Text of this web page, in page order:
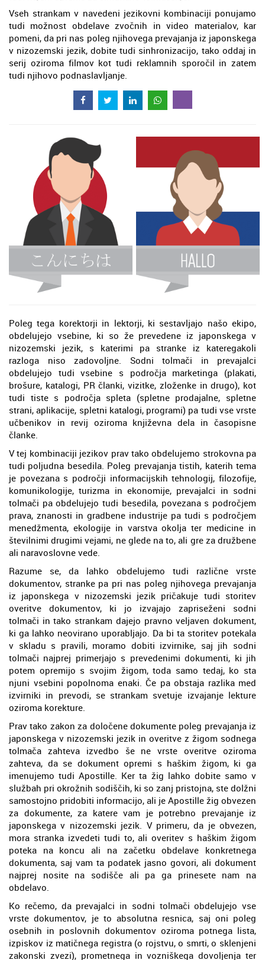
Vseh strankam v navedeni jezikovni kombinaciji ponujamo
tudi možnost obdelave zvočnih in video materialov, kar
pomeni, da pri nas poleg njihovega prevajanja iz japonskega
v nizozemski jezik, dobite tudi sinhronizacijo, tako oddaj in
serij oziroma filmov kot tudi reklamnih sporočil in zatem
tudi njihovo podnaslavljanje.
Poleg tega korektorji in lektorji, ki sestavljajo našo ekipo,
obdelujejo vsebine, ki so že prevedene iz japonskega v
nizozemski jezik, s katerimi pa stranke iz kateregakoli
razloga niso zadovoljne. Sodni tolmači in prevajalci
obdelujejo tudi vsebine s področja marketinga (plakati,
brošure, katalogi, PR članki, vizitke, zloženke in drugo), kot
tudi tiste s področja spleta (spletne prodajalne, spletne
strani, aplikacije, spletni katalogi, programi) pa tudi vse vrste
učbenikov in revij oziroma književna dela in časopisne
članke.
V tej kombinaciji jezikov prav tako obdelujemo strokovna pa
tudi poljudna besedila. Poleg prevajanja tistih, katerih tema
je povezana s področji informacijskih tehnologij, filozofije,
komunikologije, turizma in ekonomije, prevajalci in sodni
tolmači pa obdelujejo tudi besedila, povezana s področjem
prava, znanosti in gradbene industrije pa tudi s področjem
menedžmenta, ekologije in varstva okolja ter medicine in
številnimi drugimi vejami, ne glede na to, ali gre za družbene
ali naravoslovne vede.
Razume se, da lahko obdelujemo tudi različne vrste
dokumentov, stranke pa pri nas poleg njihovega prevajanja
iz japonskega v nizozemski jezik pričakuje tudi storitev
overitve dokumentov, ki jo izvajajo zapriseženi sodni
tolmači in tako strankam dajejo pravno veljaven dokument,
ki ga lahko neovirano uporabljajo. Da bi ta storitev potekala
v skladu s pravili, moramo dobiti izvirnike, saj jih sodni
tolmači najprej primerjajo s prevedenimi dokumenti, ki jih
potem opremijo s svojim žigom, toda samo tedaj, ko sta
njuni vsebini popolnoma enaki. Če pa obstaja razlika med
izvirniki in prevodi, se strankam svetuje izvajanje lekture
oziroma korekture.
Prav tako zakon za določene dokumente poleg prevajanja iz
japonskega v nizozemski jezik in overitve z žigom sodnega
tolmača zahteva izvedbo še ne vrste overitve oziroma
zahteva, da se dokument opremi s haškim žigom, ki ga
imenujemo tudi Apostille. Ker ta žig lahko dobite samo v
službah pri okrožnih sodiščih, ki so zanj pristojna, ste dolžni
samostojno pridobiti informacijo, ali je Apostille žig obvezen
za dokumente, za katere vam je potrebno prevajanje iz
japonskega v nizozemski jezik. V primeru, da je obvezen,
mora stranka izvedeti tudi to, ali overitev s haškim žigom
poteka na koncu ali na začetku obdelave konkretnega
dokumenta, saj vam ta podatek jasno govori, ali dokument
najprej nosite na sodišče ali pa ga prinesete nam na
obdelavo.
Ko rečemo, da prevajalci in sodni tolmači obdelujejo vse
vrste dokumentov, je to absolutna resnica, saj oni poleg
osebnih in poslovnih dokumentov oziroma potnega lista,
izpiskov iz matičnega registra (o rojstvu, o smrti, o sklenjeni
zakonski zvezi), prometnega in vozniškega dovoljenja ter